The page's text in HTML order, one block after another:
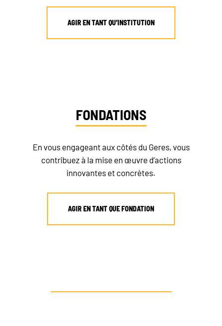
AGIR EN TANT QU’INSTITUTION
FONDATIONS
En vous engageant aux côtés du Geres, vous
contribuez à la mise en œuvre d’actions
innovantes et concrètes.
AGIR EN TANT QUE FONDATION